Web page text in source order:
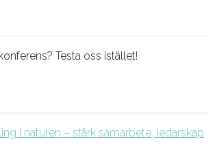
Testa oss istället!
i naturen – stärk samarbete, ledarskap